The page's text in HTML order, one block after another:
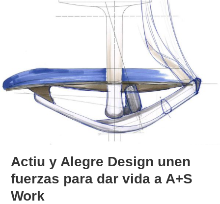
Actiu y Alegre Design unen
fuerzas para dar vida a A+S
Work